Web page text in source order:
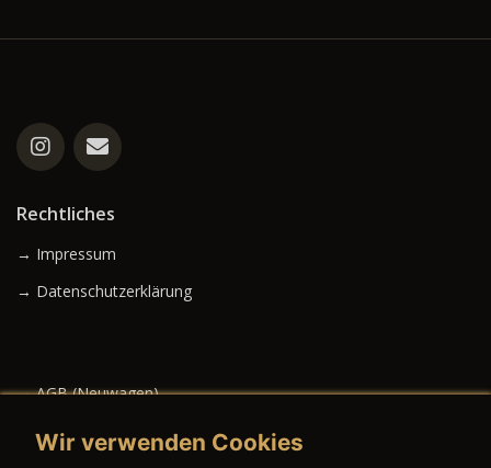
Rechtliches
→ Impressum
→ Datenschutzerklärung
→ AGB (Neuwagen)
→ AGB (Gebrauchtwagen)
Wir verwenden Cookies